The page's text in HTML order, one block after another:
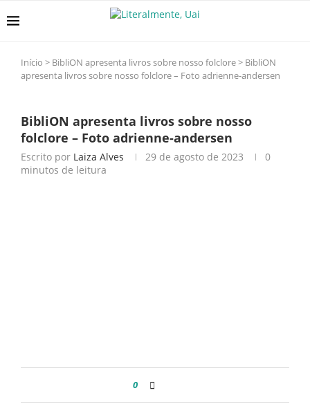
Início > BibliON apresenta livros sobre nosso folclore> BibliON
apresenta livros sobre nosso folclore – Foto adrienne-andersen
BibliON apresenta livros sobre nosso
folclore – Foto adrienne-andersen
Escrito por Laiza Alves 29 de agosto de 2023
0
minutos de leitura
0